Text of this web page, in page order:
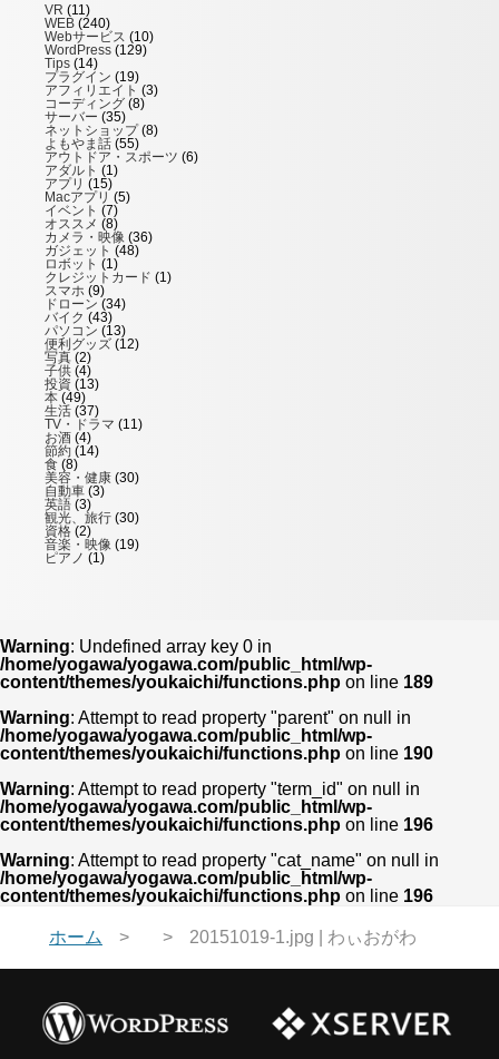
VR (11)
WEB (240)
Webサービス (10)
WordPress (129)
Tips (14)
プラグイン (19)
アフィリエイト (3)
コーディング (8)
サーバー (35)
ネットショップ(8)
よもやま話 (55)
アウトドア・スポーツ (6)
アダルト (1)
アプリ (15)
Macアプリ (5)
イベント (7)
オススメ (8)
カメラ・映像 (36)
ガジェット (48)
ロボット (1)
クレジットカード (1)
スマホ (9)
ドローン (34)
バイク (43)
パソコン (13)
便利グッズ (12)
写真 (2)
子供 (4)
投資 (13)
本 (49)
生活 (37)
TV・ドラマ (11)
お酒 (4)
節約 (14)
食 (8)
美容・健康 (30)
自動車 (3)
英語 (3)
観光、旅行 (30)
資格 (2)
音楽・映像 (19)
ピアノ (1)
Warning: Undefined array key 0 in
/home/yogawa/yogawa.com/public_html/wp-
content/themes/youkaichi/functions.php on line 189
Warning: Attempt to read property "parent" on null in
/home/yogawa/yogawa.com/public_html/wp-
content/themes/youkaichi/functions.php on line 190
Warning: Attempt to read property "term_id" on null in
/home/yogawa/yogawa.com/public_html/wp-
content/themes/youkaichi/functions.php on line 196
Warning: Attempt to read property "cat_name" on null in
/home/yogawa/yogawa.com/public_html/wp-
content/themes/youkaichi/functions.php on line 196
ホーム 20151019-1.jpg | わぃおがわ